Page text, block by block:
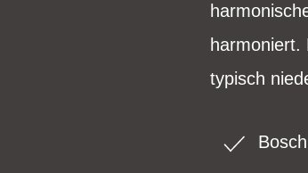
harmoniert.
typisch